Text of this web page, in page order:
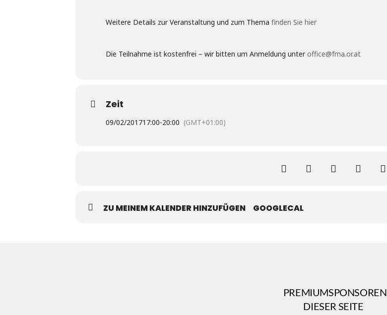
Weitere Details zur Veranstaltung und zum Thema finden Sie hier
Die Teilnahme ist kostenfrei – wir bitten um Anmeldung unteroffice@fma.or.at
Zeit
09/02/201717:00-20:00 (GMT+01:00)
ZU MEINEM KALENDER HINZUFÜGEN GOOGLECAL
PREMIUMSPONSOREN
DIESER SEITE